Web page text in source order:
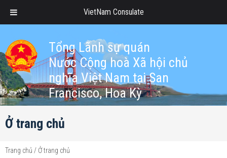
Tổng Lãnh sự quán
Nước Cộng hoà Xã hội chủ
nghĩa Việt Nam tại San
Francisco, Hoa Kỳ
Ở trang chủ
Trang chủ / Ở trang chủ
VietNam Consulate